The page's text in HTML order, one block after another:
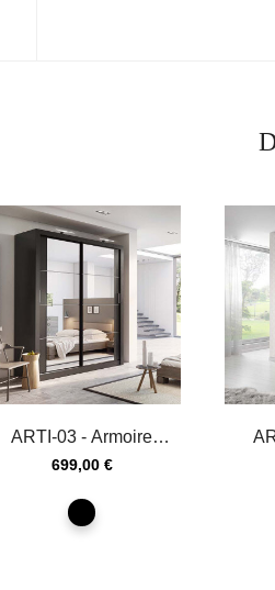
ARTI-03 - Armoire
coulissante 2 portes en
Prix
699,00 €
noir